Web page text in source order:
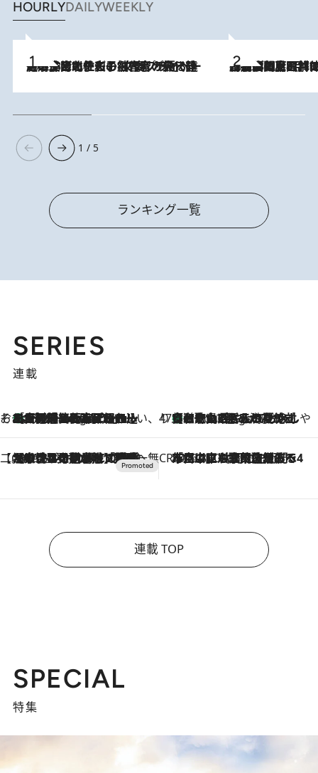
HOURLYDAILYWEEKLY
2026.8.3
《「文士の子ども被害者の会」発足！》阿川佐和子（72）が語る遠藤周作に北杜夫、劇作家・矢代静一の子どもたちの“文豪プライベート事件簿” 2026.8.8
「最後に見られてよかった」上野動物園の東園パンダ舎が解体前に特別公開。8月16日まで延長されたパネル展と共に辿る“半世紀”のパンダ飼育《解体工事の図面あり》
1 / 5
ランキング一覧
SERIES
連載
そおだよおこの関西おいしい、おやつ紀行
3 Hours Ago
［大阪府箕面市］一皿一皿目の前で仕上げられる、料理を巧みに組み込んだアシェットデセールコース「ミチル アシェット デセール（Michiru assiette dessert）」 47都道府県の手みやげ ひんやりスイーツで夏を満喫
3 Hours Ago
【和歌山県】この夏絶対食べたい 冷やしておいしいおやつ3選 みかんがごろっと丸ごと入ったジュレ
【CREA×星野リゾート】唯一無二。癒しと発見が待つ場所へ
2026.8.7
【トンボの足水浴】ヒノキの香りに包まれて涼感マックス！約13℃の湧水かけ流しを避暑地「星野温泉 トンボの湯」で体験 CREA'S CHOICE
2026.8.7
「立川にも歌舞伎があるんだよ」 片岡仁左衛門・市川中車ら豪華座組みで4年目の立川立飛歌舞伎へ
連載 TOP
SPECIAL
特集